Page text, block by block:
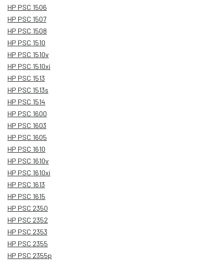
HP PSC 1506
HP PSC 1507
HP PSC 1508
HP PSC 1510
HP PSC 1510v
HP PSC 1510xi
HP PSC 1513
HP PSC 1513s
HP PSC 1514
HP PSC 1600
HP PSC 1603
HP PSC 1605
HP PSC 1610
HP PSC 1610v
HP PSC 1610xi
HP PSC 1613
HP PSC 1615
HP PSC 2350
HP PSC 2352
HP PSC 2353
HP PSC 2355
HP PSC 2355p